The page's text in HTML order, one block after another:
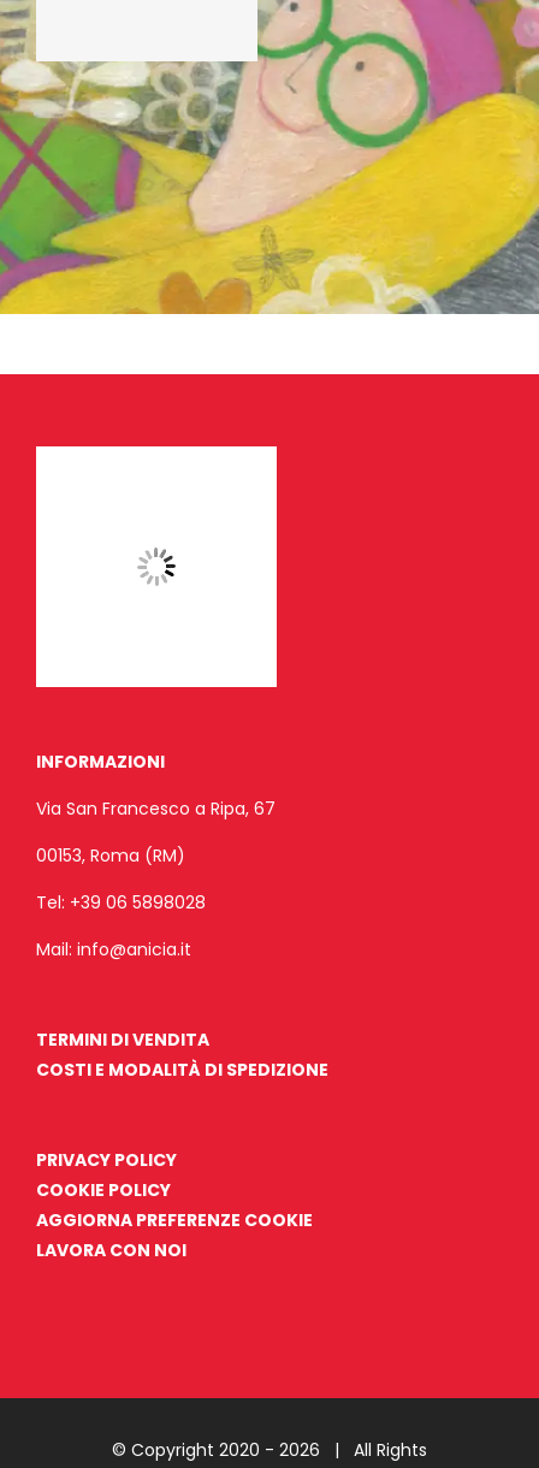
INFORMAZIONI
Via San Francesco a Ripa, 67
00153, Roma (RM)
Tel: +39 06 5898028
Mail: info@anicia.it
TERMINI DI VENDITA
COSTI E MODALITÀ DI SPEDIZIONE
PRIVACY POLICY
COOKIE POLICY
AGGIORNA PREFERENZE COOKIE
LAVORA CON NOI
© Copyright 2020 - 2026 | All Rights